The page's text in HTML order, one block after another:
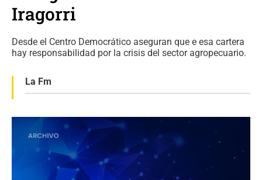
Iragorri
Desde el Centro Democrático aseguran que e esa cartera
hay responsabilidad por la crisis del sector agropecuario.
La Fm